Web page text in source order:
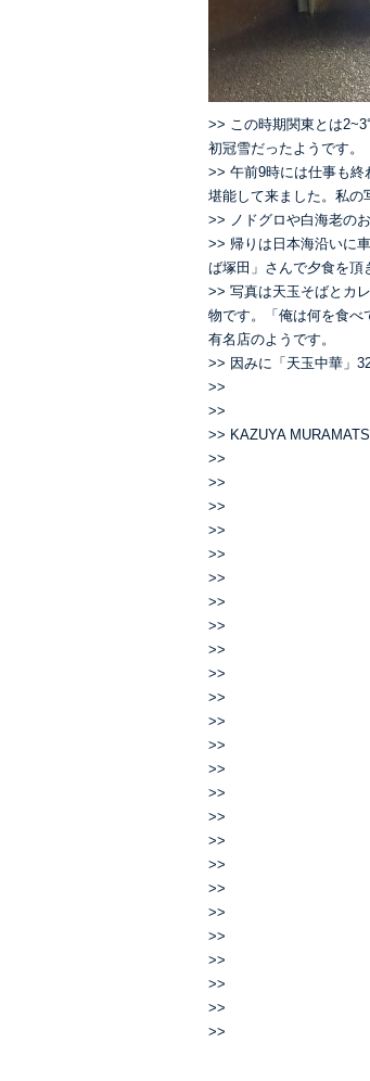
>> この時期関東とは
初冠雪だったようです。
>> 午前9時には仕事も終
堪能して来ました。私の
>> ノドグロや白海老の
>> 帰りは日本海沿いに
ば塚田」さんで夕食を頂
>> 写真は天玉そばとカ
物です。「俺は何を食べ
有名店のようです。
>> 因みに「天玉中華」
>>
>>
>> KAZUYA
>>
>>
>>
>>
>>
>>
>>
>>
>>
>>
>>
>>
>>
>>
>>
>>
>>
>>
>>
>>
>>
>>
>>
>>
>>